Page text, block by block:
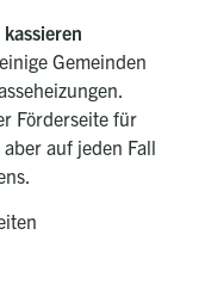
Gemeinden
Förderseite für
auf jeden Fall